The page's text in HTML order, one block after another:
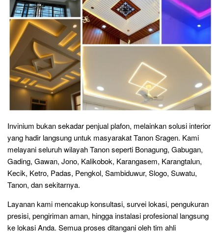
Invinium bukan sekadar penjual plafon, melainkan solusi interior
yang hadir langsung untuk masyarakat Tanon Sragen. Kami
melayani seluruh wilayah Tanon seperti Bonagung, Gabugan,
Gading, Gawan, Jono, Kalikobok, Karangasem, Karangtalun,
Kecik, Ketro, Padas, Pengkol, Sambiduwur, Slogo, Suwatu,
Tanon, dan sekitarnya.
Layanan kami mencakup konsultasi, survei lokasi, pengukuran
presisi, pengiriman aman, hingga instalasi profesional langsung
ke lokasi Anda. Semua proses ditangani oleh tim ahli